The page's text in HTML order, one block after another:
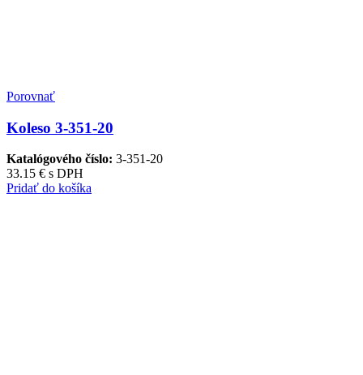
Porovnať
Koleso 3-351-20
Katalógového číslo: 3-351-20
33.15 € s DPH
Pridať do košíka